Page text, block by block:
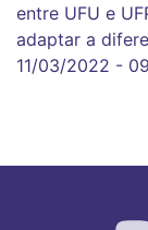
entre UFU e
adaptar a
11/03/2022 -